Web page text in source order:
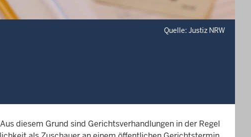
Quelle: Justiz NRW
diesem Grund sind Gerichtsverhandlungen in der Regel